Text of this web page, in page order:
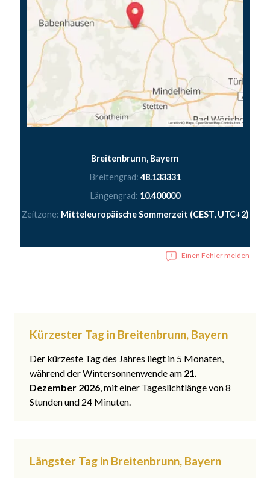
Breitenbrunn, Bayern
Breitengrad: 48.133331
Längengrad: 10.400000
Zeitzone: Mitteleuropäische Sommerzeit (CEST, UTC+2)
Einen Fehler melden
Kürzester Tag in Breitenbrunn, Bayern
Der kürzeste Tag des Jahres liegt in 5 Monaten,
während der Wintersonnenwende am 21.
Dezember 2026, mit einer Tageslichtlänge von 8
Stunden und 24 Minuten.
Längster Tag in Breitenbrunn, Bayern